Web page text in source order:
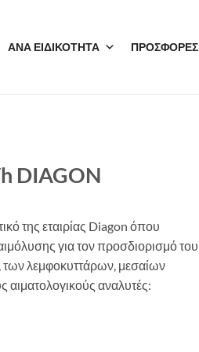
ΑΝΑ ΕΙΔΙΚΟΤΗΤΑ ΠΡΟΣΦΟΡΕΣ
DIAGON
της εταιρίας Diagon όπου
για τον προσδιορισμό του
λεμφοκυττάρων, μεσαίων
αιματολογικούς αναλυτές: